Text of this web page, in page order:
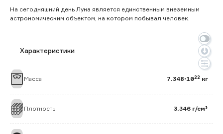
На сегодняшний день Луна является единственным внеземным
астрономическим объектом, на котором побывал человек.
Характеристики
Масса 7.348⋅1022 кг
Плотность 3.346 г/см³